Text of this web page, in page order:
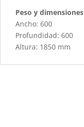
Peso y dimensiones
Ancho: 600
Profundidad: 600
Altura: 1850 mm